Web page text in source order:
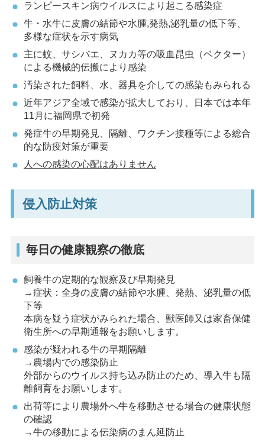
ランピースキン病ウイルスにより起こる感染症
牛・水牛に皮膚の結節や水腫,発熱,泌乳量の低下等、
多様な症状を示す病気
主に蚊、サシバエ、ヌカカ等の吸血昆虫（ベクター）
による機械的伝搬により感染
汚染された飼料、水、器具を介しての感染もみられる
近年アジア全域で感染が拡大しており、日本では本年
11月に福岡県で初発
発症牛の早期発見、隔離、ワクチン接種等による総合
的な防疫対策が重要
人への感染の心配はありません
侵入防止対策
毎日の健康観察の徹底
飼養牛の定期的な観察及び早期発見
→症状：全身の皮膚の結節や水腫、発熱、泌乳量の低
下等
本病を疑う症状がみられた場合、獣医師又は家畜保健
衛生所への早期通報をお願いします。
感染が疑われる牛の早期隔離
→農場内での感染防止
外部からのウイルス持ち込み防止のため、導入牛も隔
離飼育をお願いします。
出荷等により農場外へ牛を移動させる場合の健康状態
の確認
→牛の移動による伝染病のまん延防止